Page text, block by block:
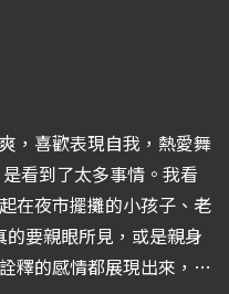
，喜歡表現自我，熱愛舞
看到了太多事情。我看
在夜市擺攤的小孩子、老
要親眼所見，或是親身
釋的感情都展現出來，雖